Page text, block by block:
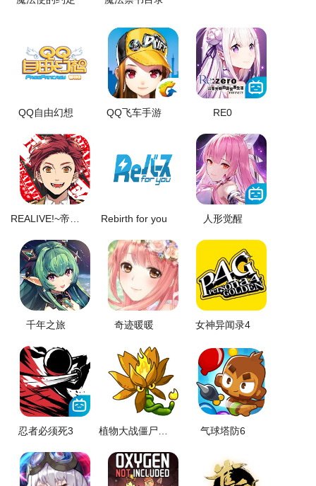
QQ自由幻想 QQ飞车手游 RE0
REALIVE!~帝都神楽舞隊~ Rebirth for you 人形觉醒
千年之旅 奇迹暖暖 女神异闻录4
忍者必须死3 植物大战僵尸融合版 气球塔防6